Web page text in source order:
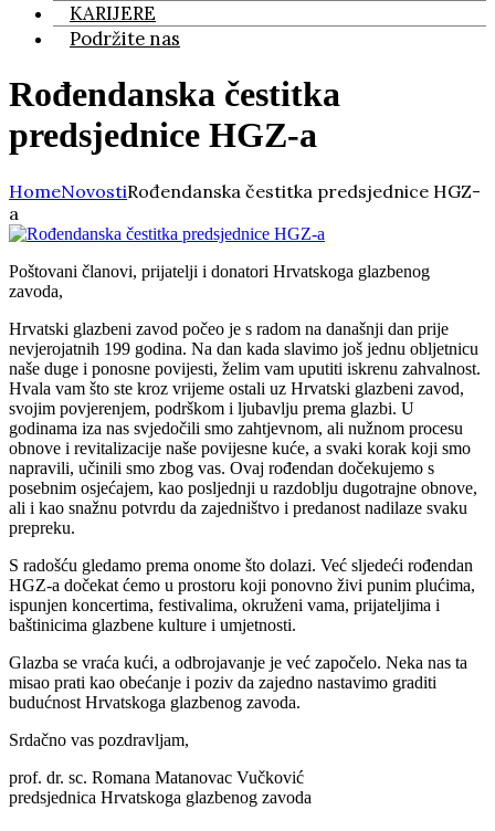
KARIJERE
Podržite nas
Rođendanska čestitka
predsjednice HGZ-a
HomeNovostiRođendanska čestitka predsjednice HGZ-
a
Poštovani članovi, prijatelji i donatori Hrvatskoga glazbenog
zavoda,
Hrvatski glazbeni zavod počeo je s radom na današnji dan prije
nevjerojatnih 199 godina. Na dan kada slavimo još jednu obljetnicu
naše duge i ponosne povijesti, želim vam uputiti iskrenu zahvalnost.
Hvala vam što ste kroz vrijeme ostali uz Hrvatski glazbeni zavod,
svojim povjerenjem, podrškom i ljubavlju prema glazbi. U
godinama iza nas svjedočili smo zahtjevnom, ali nužnom procesu
obnove i revitalizacije naše povijesne kuće, a svaki korak koji smo
napravili, učinili smo zbog vas. Ovaj rođendan dočekujemo s
posebnim osjećajem, kao posljednji u razdoblju dugotrajne obnove,
ali i kao snažnu potvrdu da zajedništvo i predanost nadilaze svaku
prepreku.
S radošću gledamo prema onome što dolazi. Već sljedeći rođendan
HGZ-a dočekat ćemo u prostoru koji ponovno živi punim plućima,
ispunjen koncertima, festivalima, okruženi vama, prijateljima i
baštinicima glazbene kulture i umjetnosti.
Glazba se vraća kući, a odbrojavanje je već započelo. Neka nas ta
misao prati kao obećanje i poziv da zajedno nastavimo graditi
budućnost Hrvatskoga glazbenog zavoda.
Srdačno vas pozdravljam,
prof. dr. sc. Romana Matanovac Vučković
predsjednica Hrvatskoga glazbenog zavoda